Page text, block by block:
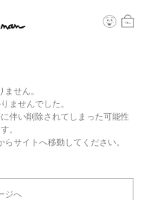
ません。
ませんでした。
伴い削除されてしまった可能性
。
サイトへ移動してください。
ジへ